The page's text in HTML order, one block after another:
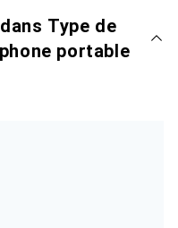
Type de
portable